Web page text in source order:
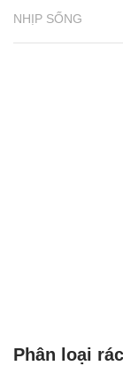
NHỊP SỐNG
Phân loại